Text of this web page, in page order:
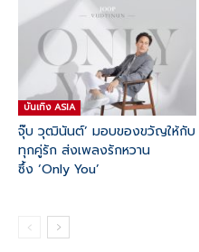
บันเทิง ASIA
จุ๊บ วุฒินันต์’ มอบของขวัญให้กับ
ทุกคู่รัก ส่งเพลงรักหวาน
ซึ้ง ‘Only You’